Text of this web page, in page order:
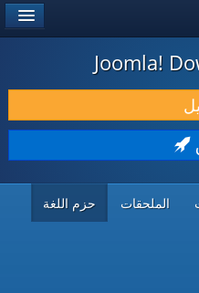
Joomla!
الملحقات حزم اللغة